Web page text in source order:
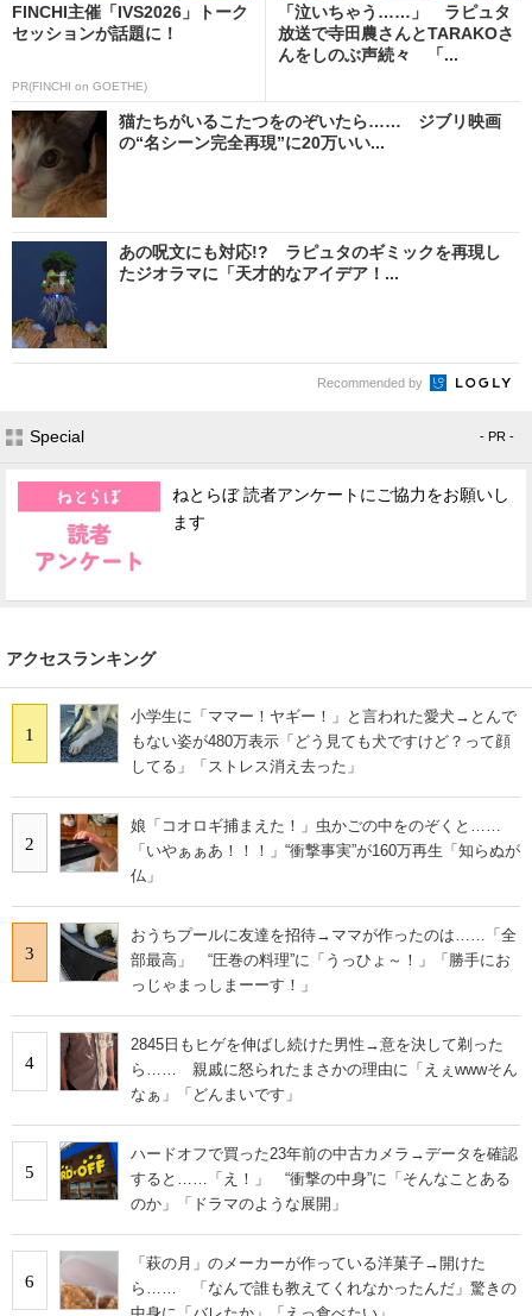
FINCHI主催「IVS2026」トーク
セッションが話題に！
PR(FINCHI on GOETHE)
「泣いちゃう……」 ラピュタ
放送で寺田農さんとTARAKOさ
んをしのぶ声続々 「...
猫たちがいるこたつをのぞいたら…… ジブリ映画
の“名シーン完全再現”に20万いい...
あの呪文にも対応!? ラピュタのギミックを再現し
たジオラマに「天才的なアイデア！...
Recommended by
Special - PR -
ねとらぼ 読者アンケートにご協力をお願いし
ます
アクセスランキング
1
小学生に「ママー！ヤギー！」と言われた愛犬→とんで
もない姿が480万表示「どう見ても犬ですけど？って顔
してる」「ストレス消え去った」
2
娘「コオロギ捕まえた！」虫かごの中をのぞくと……
「いやぁぁあ！！！」“衝撃事実”が160万再生「知らぬが
仏」
3
おうちプールに友達を招待→ママが作ったのは……「全
部最高」 “圧巻の料理”に「うっひょ～！」「勝手にお
っじゃまっしまーーす！」
4
2845日もヒゲを伸ばし続けた男性→意を決して剃った
ら…… 親戚に怒られたまさかの理由に「えぇwwwそん
なぁ」「どんまいです」
5
ハードオフで買った23年前の中古カメラ→データを確認
すると……「え！」 “衝撃の中身”に「そんなことある
のか」「ドラマのような展開」
6
「萩の月」のメーカーが作っている洋菓子→開けた
ら…… 「なんで誰も教えてくれなかったんだ」驚きの